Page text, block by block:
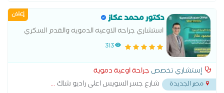
الأوعية الدموية - خبرة إكلينيكية لأكثر من 15 عام داخل وخارج مصر.
إعلان دكتور محمد عكاز
استشاري جراحه الاوعيه الدمويه والقدم السكري
313
إستشاري تخصص جراحة اوعية دموية
مصر الجديدة شارع جسر السويس اعلى راديو شاك...